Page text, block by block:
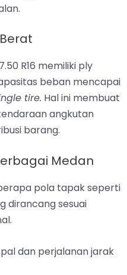
R16 memiliki ply
beban mencapai
tire. Hal ini membuat
angkutan
barang.
Medan
pola tapak seperti
dirancang sesuai
dan perjalanan jarak